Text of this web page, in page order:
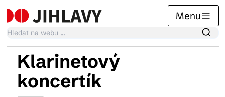
Menu
Kalendář akcí
Klarinetový
koncertík